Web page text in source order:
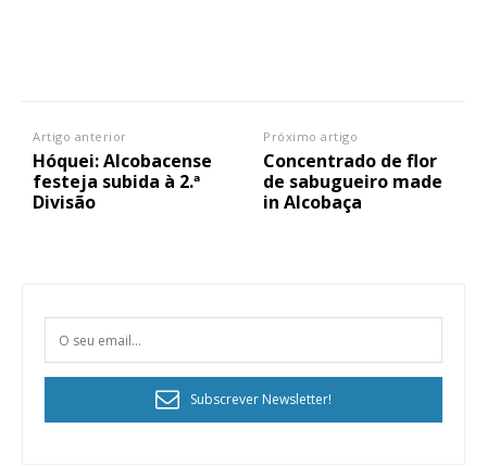
Artigo anterior
Hóquei: Alcobacense
festeja subida à 2.ª
Divisão
Próximo artigo
Concentrado de flor
de sabugueiro made
in Alcobaça
Subscrever Newsletter!